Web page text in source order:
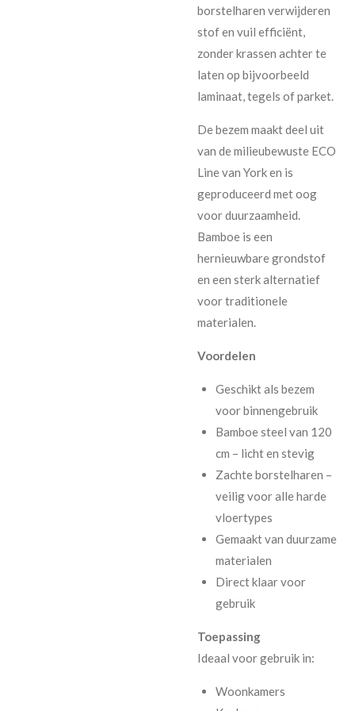
borstelharen verwijderen
stof en vuil efficiënt,
zonder krassen achter te
laten op bijvoorbeeld
laminaat, tegels of parket.
De bezem maakt deel uit
van de milieubewuste ECO
Line van York en is
geproduceerd met oog
voor duurzaamheid.
Bamboe is een
hernieuwbare grondstof
en een sterk alternatief
voor traditionele
materialen.
Voordelen
Geschikt als bezem
voor binnengebruik
Bamboe steel van 120
cm – licht en stevig
Zachte borstelharen –
veilig voor alle harde
vloertypes
Gemaakt van duurzame
materialen
Direct klaar voor
gebruik
Toepassing
Ideaal voor gebruik in:
Woonkamers